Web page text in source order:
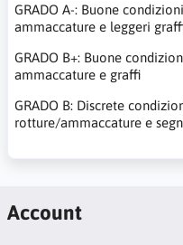
GRADO A-: Buone
ammaccature e leggeri
GRADO B+: Buone
ammaccature e graffi
GRADO B: Discrete
rotture/ammaccature e
Account